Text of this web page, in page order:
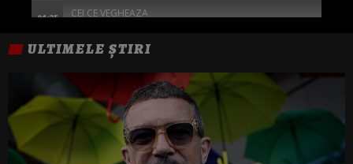
01:25 CEI CE VEGHEAZA
O CALATORIE CU MIZA MARE
05:45 FEMEILE DIN CORTUL ROSU
ULTIMELE ȘTIRI